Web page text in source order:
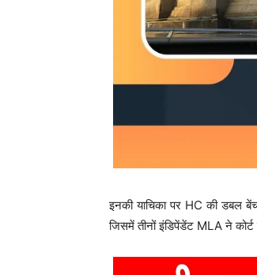
इनकी याचिका पर HC की डबल
जिसमें तीनों इंडिपेंडेंट MLA ने कोर्ट